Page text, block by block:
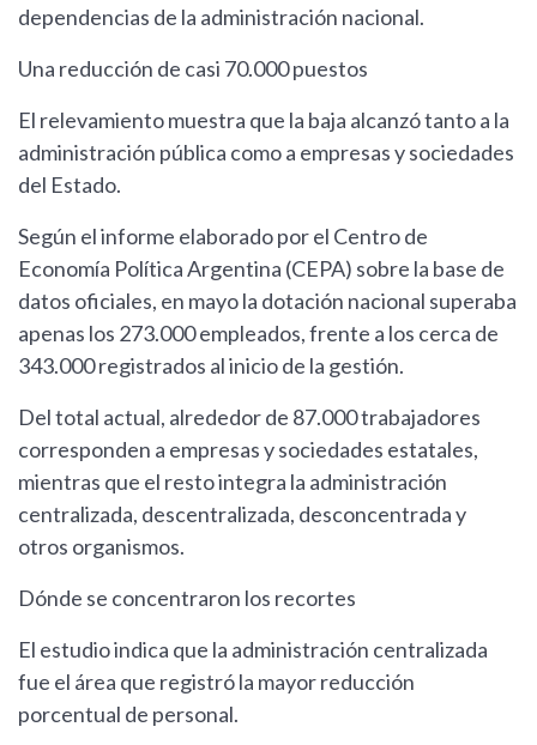
dependencias de la administración nacional.
Una reducción de casi 70.000 puestos
El relevamiento muestra que la baja alcanzó tanto a la
administración pública como a empresas y sociedades
del Estado.
Según el informe elaborado por el Centro de
Economía Política Argentina (CEPA) sobre la base de
datos oficiales, en mayo la dotación nacional superaba
apenas los 273.000 empleados, frente a los cerca de
343.000 registrados al inicio de la gestión.
Del total actual, alrededor de 87.000 trabajadores
corresponden a empresas y sociedades estatales,
mientras que el resto integra la administración
centralizada, descentralizada, desconcentrada y
otros organismos.
Dónde se concentraron los recortes
El estudio indica que la administración centralizada
fue el área que registró la mayor reducción
porcentual de personal.